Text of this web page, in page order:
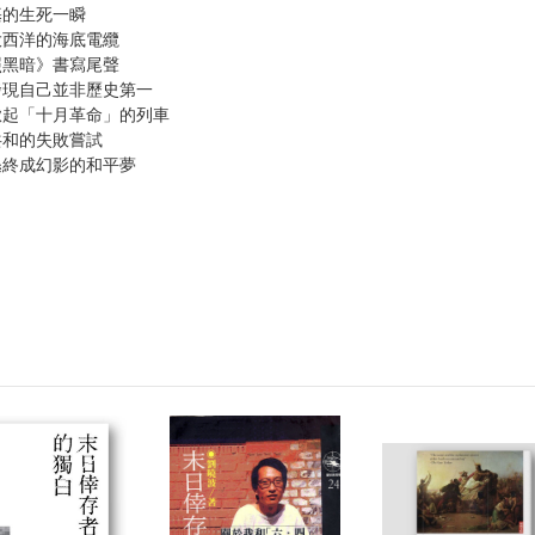
生死一瞬
洋的海底電纜
暗》書寫尾聲
自己並非歷史第一
「十月革命」的列車
的失敗嘗試
成幻影的和平夢